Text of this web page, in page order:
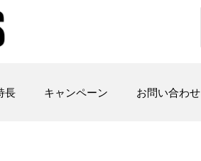
長 キャンペーン お問い合わせ